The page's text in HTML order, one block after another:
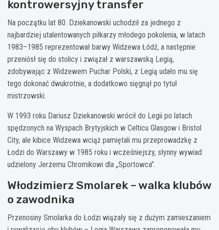
kontrowersyjny transfer
Na początku lat 80. Dziekanowski uchodził za jednego z
najbardziej utalentowanych piłkarzy młodego pokolenia, w latach
1983–1985 reprezentował barwy Widzewa Łódź, a następnie
przeniósł się do stolicy i związał z warszawską Legią,
zdobywając z Widzewem Puchar Polski, z Legią udało mu się
tego dokonać dwukrotnie, a dodatkowo sięgnął po tytuł
mistrzowski.
W 1993 roku Dariusz Dziekanowski wrócił do Legii po latach
spędzonych na Wyspach Brytyjskich w Celticu Glasgow i Bristol
City, ale kibice Widzewa wciąż pamiętali mu przeprowadzkę z
Łodzi do Warszawy w 1985 roku i wcześniejszy, słynny wywiad
udzielony Jerzemu Chromikowi dla „Sportowca”.
Włodzimierz Smolarek – walka klubów
o zawodnika
Przenosiny Smolarka do Łodzi wiązały się z dużym zamieszaniem